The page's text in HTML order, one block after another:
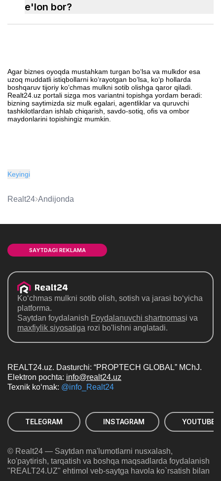
e'lon bor?
Agar biznes oyoqda mustahkam turgan bo‘lsa va mulkdor esa
uzoq muddatli istiqbollarni ko‘rayotgan bo‘lsa, ko‘p hollarda
boshqaruv tijoriy ko‘chmas mulkni sotib olishga qaror qiladi.
Realt24.uz portali sizga mos variantni topishga yordam beradi:
bizning saytimizda siz mulk egalari, agentliklar va quruvchi
tashkilotlardan ishlab chiqarish, savdo-sotiq, ofis va ombor
maydonlarini topishingiz mumkin.
Keyingi
Realt24 Andijonda
SAYTDAGI REKLAMA
Ko‘chmas mulkni sotib olish, sotish va jarasi bo‘yicha
platforma.
Saytdan foydalanish Foydalanuvchi shartnomasi va
maxfiylik siyosatiga rozi bo'lishni anglatadi.
REALT24.uz. Dasturchi: “PROPTECH GLOBAL” MChJ.
Elektron pochta: info@realt24.uz
Texnik ko‘mak: @info_Realt24
TELEGRAM INSTAGRAM YOUTUBE
© Realt24 — Saytdan ma'lumotlarni nusxalash,
ko'paytirish, tarqatish va boshqa maqsadlarda foydalanish
"REALT24.UZ" ehtimol veb-saytga havola ko`rsatish bilan